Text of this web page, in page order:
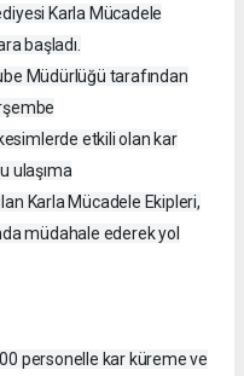
Karla Mücadele
başladı.
Müdürlüğü tarafından
etkili olan kar
ulaşıma
Karla Mücadele Ekipleri,
müdahale ederek yol
personelle kar küreme ve